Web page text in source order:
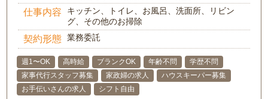
仕事内容
キッチン、トイレ、お風呂、洗面所、リビン
グ、その他のお掃除
契約形態 業務委託
週1〜OK 高時給 ブランクOK 年齢不問
学歴不問
家事代行スタッフ募集
家政婦の求人
ハウスキーパー募集
お手伝いさんの求人
シフト自由